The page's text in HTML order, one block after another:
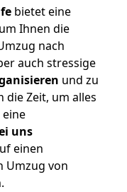
bietet eine
Ihnen die
nach
auch stressige
und zu
Zeit, um alles
eine
uns
einen
Umzug von